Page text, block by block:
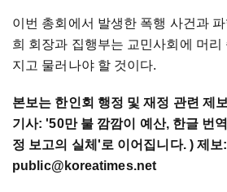
이번 총회에서 발생한 폭행 사건과
희 회장과 집행부는 교민사회에 머리
지고 물러나야 할 것이다.
본보는 한인회 행정 및 재정 관련 제
기사: '50만 불 깜깜이 예산, 한글 번
정 보고의 실체'로 이어집니다. ) 제보:
public@koreatimes.net